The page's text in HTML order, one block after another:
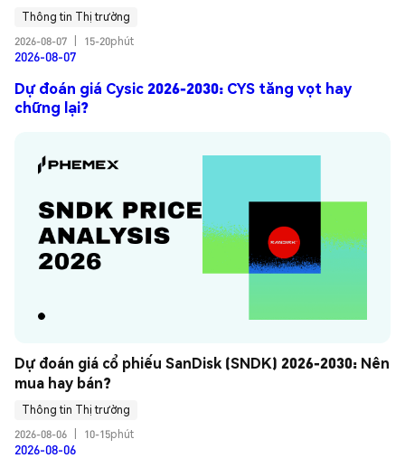
Thông tin Thị trường
2026-08-07
15-20phút
2026-08-07
Dự đoán giá Cysic 2026-2030: CYS tăng vọt hay
chững lại?
Dự đoán giá cổ phiếu SanDisk (SNDK) 2026-2030: Nên
mua hay bán?
Thông tin Thị trường
2026-08-06
10-15phút
2026-08-06